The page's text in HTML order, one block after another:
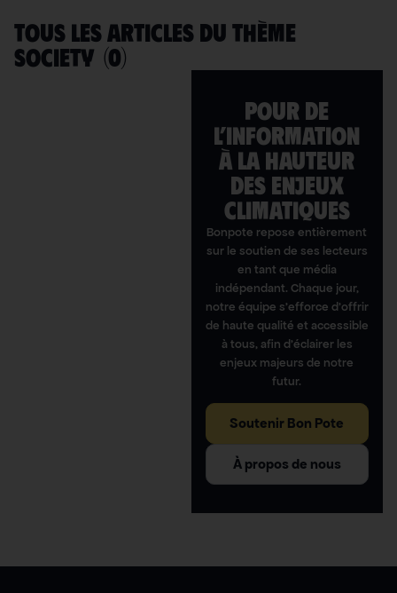
TOUS LES ARTICLES DU THÈME
Society (0)
POUR DE
L’INFORMATION
À LA HAUTEUR
DES ENJEUX
CLIMATIQUES
Bonpote repose entièrement
sur le soutien de ses lecteurs
en tant que média
indépendant. Chaque jour,
notre équipe s’efforce d’offrir
de haute qualité et accessible
à tous, afin d’éclairer les
enjeux majeurs de notre
futur.
Soutenir Bon Pote
À propos de nous